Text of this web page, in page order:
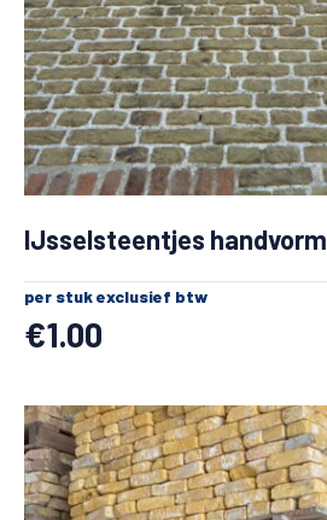
IJsselsteentjes handvorm
per stuk exclusief btw
€1.00